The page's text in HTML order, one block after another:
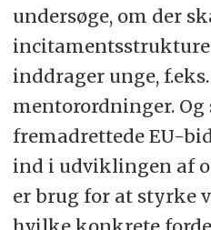
undersøge, om der
inddrager unge,
mentorordninger.
fremadrettede EU-
ind i udviklingen af
er brug for at styrke